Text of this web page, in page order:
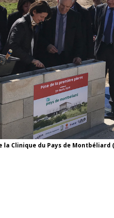
la Clinique du Pays de